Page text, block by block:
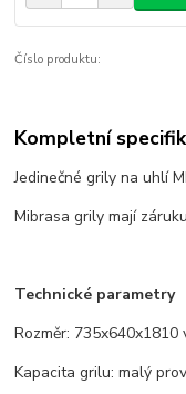
Číslo produktu:
Kompletní
Jedinečné grily na uhlí
Mibrasa grily mají
Technické parametry
Rozměr: 735x640x1810
Kapacita grilu: malý